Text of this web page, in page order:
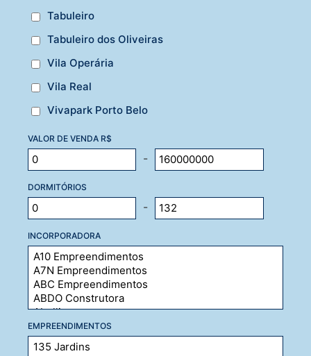
Tabuleiro
Tabuleiro dos Oliveiras
Vila Operária
Vila Real
Vivapark Porto Belo
VALOR DE VENDA R$
-
DORMITÓRIOS
-
INCORPORADORA
EMPREENDIMENTOS